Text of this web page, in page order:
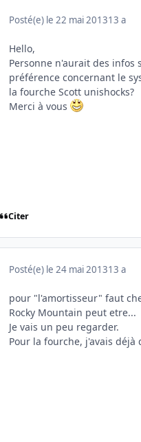
Posté(e) le 22 mai 201313 a
Hello,
Personne n'aurait des infos
préférence concernant le
la fourche Scott unishocks?
Merci à vous
Citer
Posté(e) le 24 mai 201313 a
pour "l'amortisseur" faut
Rocky Mountain peut etre...
Je vais un peu regarder.
Pour la fourche, j'avais